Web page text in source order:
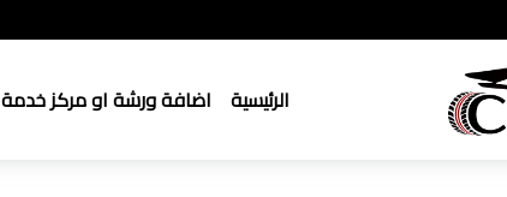
الرئيسية اضافة ورشة او مركز خدمة